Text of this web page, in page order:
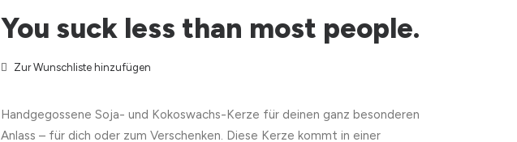
You suck less than most people.
Zur Wunschliste hinzufügen
Handgegossene Soja- und Kokoswachs-Kerze für deinen ganz besonderen
Anlass – für dich oder zum Verschenken. Diese Kerze kommt in einer